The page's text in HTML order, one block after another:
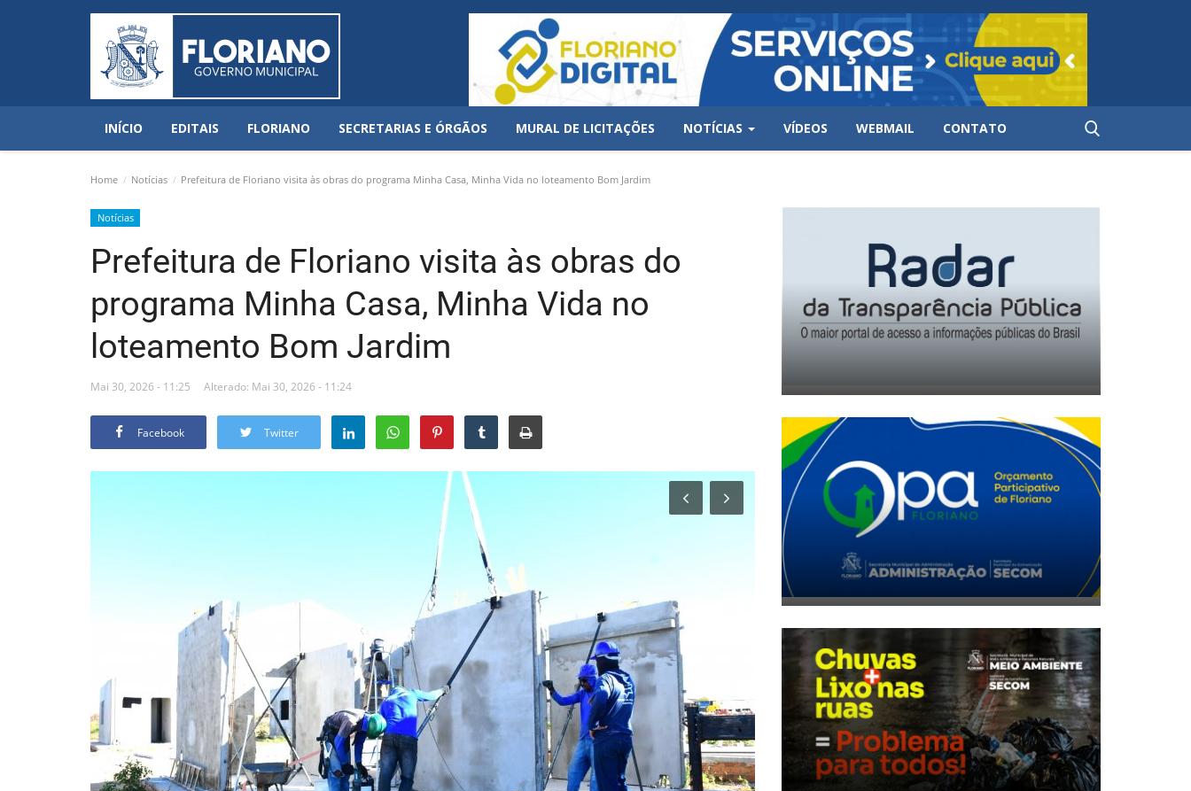
INÍCIO EDITAIS FLORIANO SECRETARIAS E ÓRGÃOS MURAL DE LICITAÇÕES NOTÍCIAS VÍDEOS WEBMAIL CONTATO
Home Notícias Prefeitura de Floriano visita às obras do programa Minha Casa, Minha Vida no loteamento Bom Jardim
Notícias
Prefeitura de Floriano visita às obras do
programa Minha Casa, Minha Vida no
loteamento Bom Jardim
Mai 30, 2026 - 11:25 Alterado: Mai 30, 2026 - 11:24
Facebook Twitter